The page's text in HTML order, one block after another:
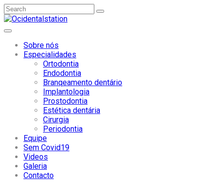
Sobre nós
Especialidades
Ortodontia
Endodontia
Branqeamento dentário
Implantologia
Prostodontia
Estética dentária
Cirurgia
Periodontia
Equipe
Sem Covid19
Videos
Galeria
Contacto